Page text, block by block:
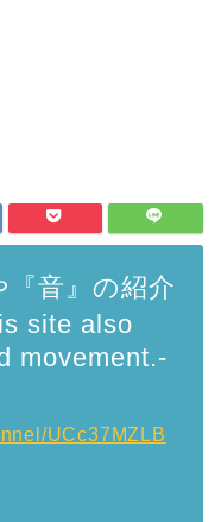
『音』の紹介
site also
movement.-
UCc37MZLB